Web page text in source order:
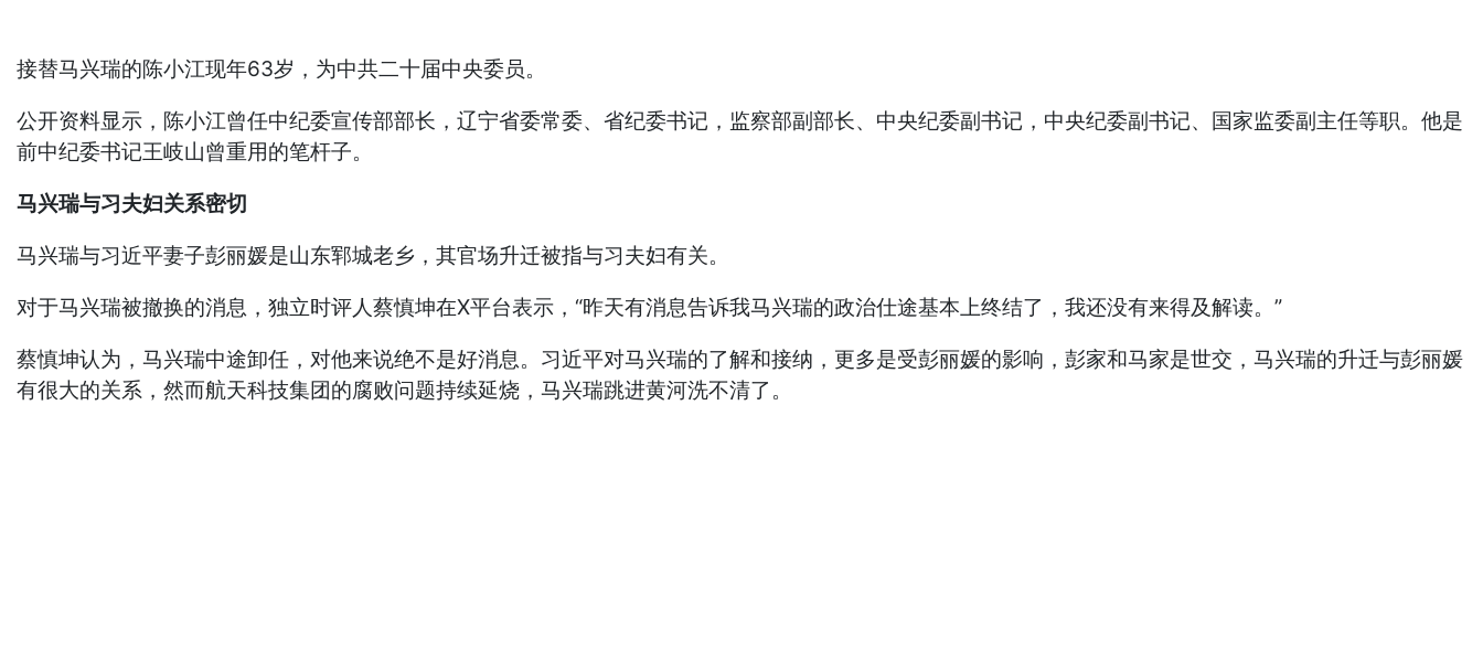
接替马兴瑞的陈小江现年63岁，为中共二十届中央委员。
公开资料显示，陈小江曾任中纪委宣传部部长，辽宁省委常委、省纪委书记，监察部副部长、中央纪委副书记，中央纪委副书记、国家监委副主任等职。他是
前中纪委书记王岐山曾重用的笔杆子。
马兴瑞与习夫妇关系密切
马兴瑞与习近平妻子彭丽媛是山东郓城老乡，其官场升迁被指与习夫妇有关。
对于马兴瑞被撤换的消息，独立时评人蔡慎坤在X平台表示，“昨天有消息告诉我马兴瑞的政治仕途基本上终结了，我还没有来得及解读。”
蔡慎坤认为，马兴瑞中途卸任，对他来说绝不是好消息。习近平对马兴瑞的了解和接纳，更多是受彭丽媛的影响，彭家和马家是世交，马兴瑞的升迁与彭丽媛
有很大的关系，然而航天科技集团的腐败问题持续延烧，马兴瑞跳进黄河洗不清了。